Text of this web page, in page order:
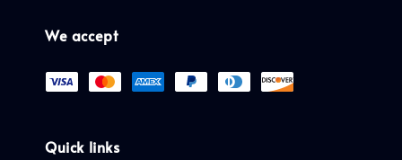
We accept
Quick links